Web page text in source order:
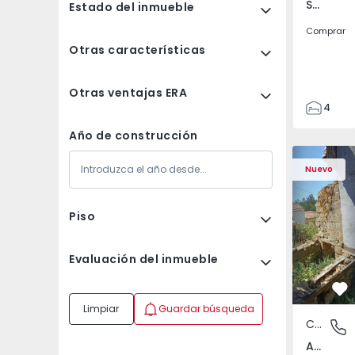
Estado del inmueble
Otras características
Otras ventajas ERA
Año de construcción
Piso
Evaluación del inmueble
Limpiar Guardar búsqueda
Santa Clara e Castelo Viegas, Coimbra
Comprar
4
150
165
88
1
Nuevo
Casa T2 com
Casa
Abrunhosa do Mato, Mangualde